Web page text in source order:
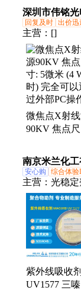
PVC按键 源
厂家来图定
深圳市伟铭光
回复及时 出价迅
主营： []
微焦点X射
90KV 焦点尺
完全可以通
部PC操作
南京米兰化工
安心购 综合体验
主营： 光稳定
OB、对甲苯
并三氮唑
外线吸收剂
抗氧剂T502
抗氧剂BHA
二烷基苯磺
剂、防老剂
紫外线吸收剂
UV1577 三